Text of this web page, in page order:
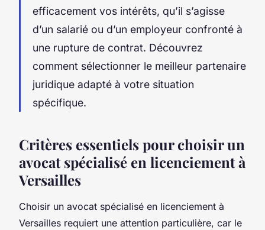
efficacement vos intérêts, qu’il s’agisse
d’un salarié ou d’un employeur confronté à
une rupture de contrat. Découvrez
comment sélectionner le meilleur partenaire
juridique adapté à votre situation
spécifique.
Critères essentiels pour choisir un
avocat spécialisé en licenciement à
Versailles
Choisir un avocat spécialisé en licenciement à
Versailles requiert une attention particulière, car le